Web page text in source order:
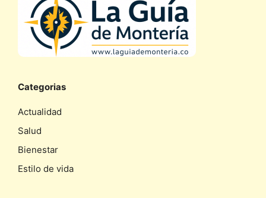
Categorias
Actualidad
Salud
Bienestar
Estilo de vida